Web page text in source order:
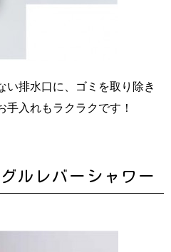
い排水口に、ゴミを取り除き
入れもラクラクです！
ルレバーシャワー